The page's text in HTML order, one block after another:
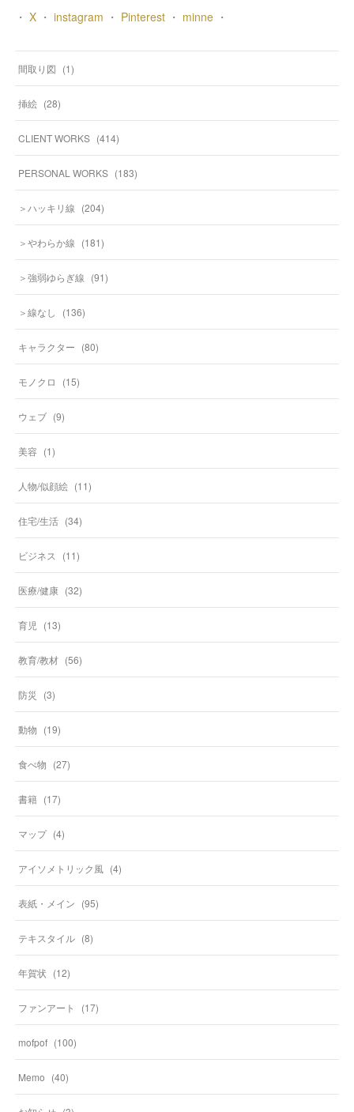
・ X・ instagram ・ Pinterest・ minne・
間取り図 (1)
挿絵 (28)
CLIENT WORKS (414)
PERSONAL WORKS (183)
＞ハッキリ線 (204)
＞やわらか線 (181)
＞強弱ゆらぎ線 (91)
＞線なし (136)
キャラクター (80)
モノクロ (15)
ウェブ (9)
美容 (1)
人物/似顔絵 (11)
住宅/生活 (34)
ビジネス (11)
医療/健康 (32)
育児 (13)
教育/教材 (56)
防災 (3)
動物 (19)
食べ物 (27)
書籍 (17)
マップ (4)
アイソメトリック風 (4)
表紙・メイン (95)
テキスタイル (8)
年賀状 (12)
ファンアート (17)
mofpof (100)
Memo (40)